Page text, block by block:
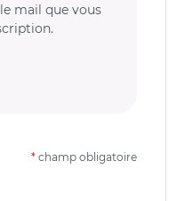
mail que vous
* champ obligatoire